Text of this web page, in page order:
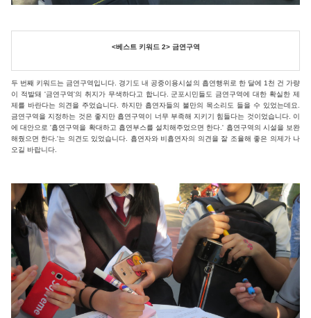
<베스트 키워드 2> 금연구역
두 번째 키워드는 금연구역입니다. 경기도 내 공중이용시설의 흡연행위로 한 달에 1천 건 가량
이 적발돼 '금연구역'의 취지가 무색하다고 합니다. 군포시민들도 금연구역에 대한 확실한 제
제를 바란다는 의견을 주었습니다. 하지만 흡연자들의 불만의 목소리도 들을 수 있었는데요.
금연구역을 지정하는 것은 좋지만 흡연구역이 너무 부족해 지키기 힘들다는 것이었습니다. 이
에 대안으로 '흡연구역을 확대하고 흡연부스를 설치해주었으면 한다.' 흡연구역의 시설을 보완
해줬으면 한다.'는 의견도 있었습니다. 흡연자와 비흡연자의 의견을 잘 조율해 좋은 의제가 나
오길 바랍니다.